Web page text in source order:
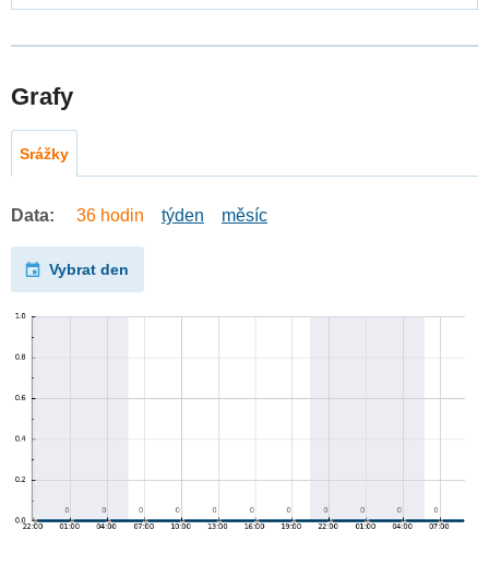
Grafy
Srážky
Data: 36 hodin týden měsíc
Vybrat den